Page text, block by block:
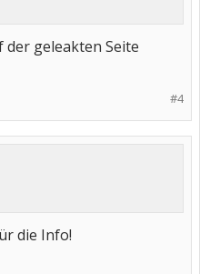
der geleakten Seite
#4
die Info!